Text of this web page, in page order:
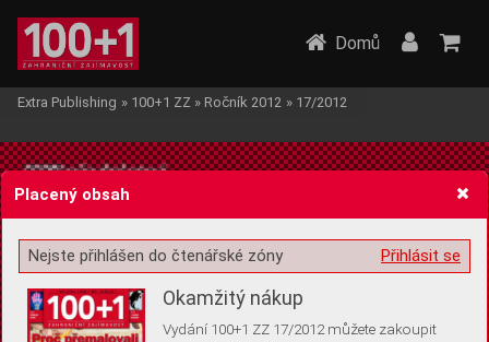
Žádost o souhlas s ukládáním volitelných informací
Domů
Extra Publishing » 100+1 ZZ » Ročník 2012 » 17/2012
Placený obsah
Přihlásit se
Nejste přihlášen do čtenářské zóny
Okamžitý nákup
Vydání 100+1 ZZ 17/2012 můžete zakoupit